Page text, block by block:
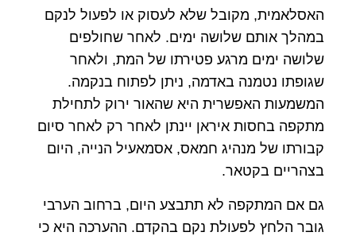
האסלאמית, מקובל שלא לעסוק או לפעול לנקם
במהלך אותם שלושה ימים. לאחר שחולפים
שלושה ימים מרגע פטירתו של המת, ולאחר
שגופתו נטמנה באדמה, ניתן לפתוח בנקמה.
המשמעות האפשרית היא שהאור ירוק לתחילת
מתקפה בחסות איראן יינתן לאחר רק לאחר סיום
קבורתו של מנהיג חמאס, אסמאעיל הנייה, היום
בצהריים בקטאר.
גם אם המתקפה לא תתבצע היום, ברחוב הערבי
גובר הלחץ לפעולת נקם בהקדם. ההערכה היא כי